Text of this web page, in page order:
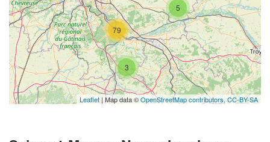
5
3
79
Leaflet | Map data ©OpenStreetMap contributors,CC-BY-SA